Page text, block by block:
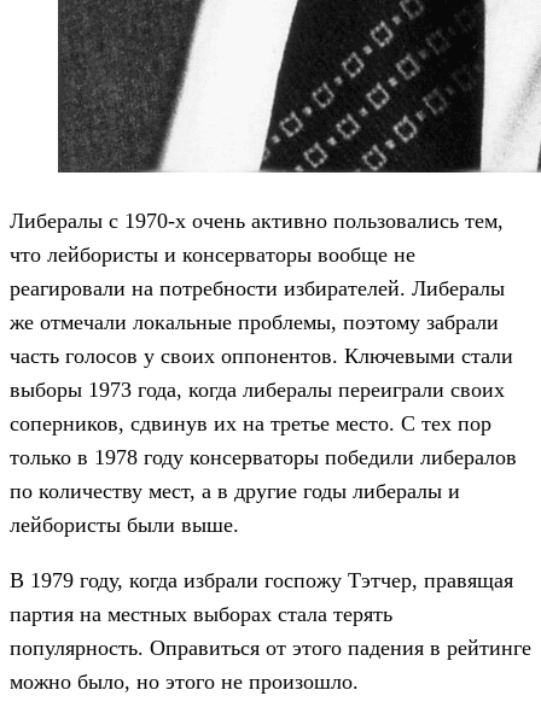
Либералы с 1970-х очень активно пользовались тем,
что лейбористы и консерваторы вообще не
реагировали на потребности избирателей. Либералы
же отмечали локальные проблемы, поэтому забрали
часть голосов у своих оппонентов. Ключевыми стали
выборы 1973 года, когда либералы переиграли своих
соперников, сдвинув их на третье место. С тех пор
только в 1978 году консерваторы победили либералов
по количеству мест, а в другие годы либералы и
лейбористы были выше.
В 1979 году, когда избрали госпожу Тэтчер, правящая
партия на местных выборах стала терять
популярность. Оправиться от этого падения в рейтинге
можно было, но этого не произошло.